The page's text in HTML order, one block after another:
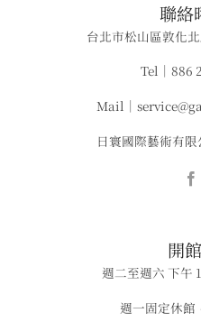
聯絡
台北市松山區敦化
Tel｜886
Mail｜
日寰國際藝術有
開
週二至週六 下午
週一固定休館